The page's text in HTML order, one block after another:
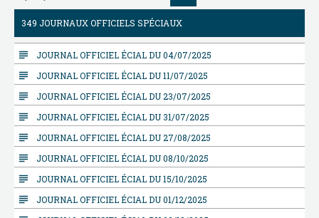
349 JOURNAUX OFFICIELS SPÉCIAUX
subject JOURNAL OFFICIEL ÉCIAL DU 04/07/2025
subject JOURNAL OFFICIEL ÉCIAL DU 11/07/2025
subject JOURNAL OFFICIEL ÉCIAL DU 23/07/2025
subject JOURNAL OFFICIEL ÉCIAL DU 31/07/2025
subject JOURNAL OFFICIEL ÉCIAL DU 27/08/2025
subject JOURNAL OFFICIEL ÉCIAL DU 08/10/2025
subject JOURNAL OFFICIEL ÉCIAL DU 15/10/2025
subject JOURNAL OFFICIEL ÉCIAL DU 01/12/2025